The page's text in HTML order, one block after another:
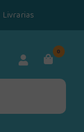
Livrarias
0